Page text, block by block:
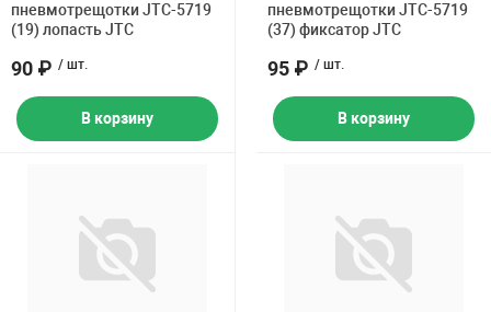
пневмотрещотки JTC-5719
(19) лопасть JTC
90 ₽ / шт.
В корзину
пневмотрещотки JTC-5719
(37) фиксатор JTC
95 ₽ / шт.
В корзину